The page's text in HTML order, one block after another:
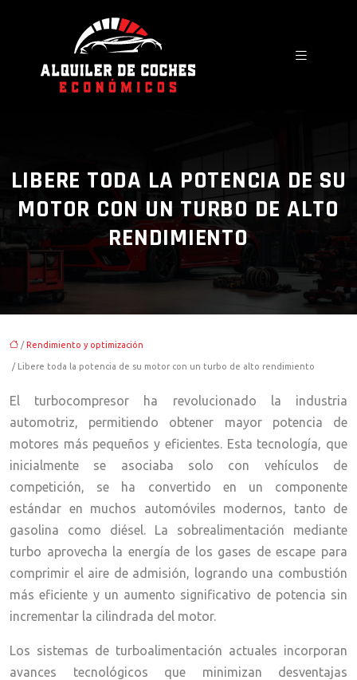
LIBERE TODA LA POTENCIA DE SU
MOTOR CON UN TURBO DE ALTO
RENDIMIENTO
/Rendimiento y optimización
/ Libere toda la potencia de su motor con un turbo de alto rendimiento
El turbocompresor ha revolucionado la industria
automotriz, permitiendo obtener mayor potencia de
motores más pequeños y eficientes. Esta tecnología, que
inicialmente se asociaba solo con vehículos de
competición, se ha convertido en un componente
estándar en muchos automóviles modernos, tanto de
gasolina como diésel. La sobrealimentación mediante
turbo aprovecha la energía de los gases de escape para
comprimir el aire de admisión, logrando una combustión
más eficiente y un aumento significativo de potencia sin
incrementar la cilindrada del motor.
Los sistemas de turboalimentación actuales incorporan
avances tecnológicos que minimizan desventajas